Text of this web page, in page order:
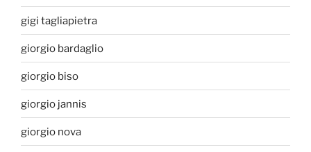
gigi tagliapietra
giorgio bardaglio
giorgio biso
giorgio jannis
giorgio nova